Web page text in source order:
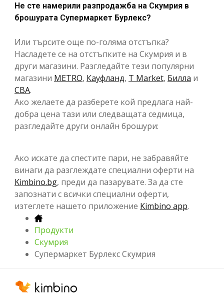
Не сте намерили разпродажба на Скумрия в
брошурата Супермаркет Бурлекс?
Или търсите още по-голяма отстъпка?
Насладете се на отстъпките на Скумрия и в
други магазини. Разгледайте тези популярни
магазини METRO, Кауфланд, T Market, Билла и
CBA.
Ако желаете да разберете кой предлага най-
добра цена тази или следващата седмица,
разгледайте други онлайн брошури:
Ако искате да спестите пари, не забравяйте
винаги да разглеждате специални оферти на
Kimbino.bg, преди да пазарувате. За да сте
запознати с всички специални оферти,
изтеглете нашето приложение Kimbino app.
Продукти
Скумрия
Супермаркет Бурлекс Скумрия